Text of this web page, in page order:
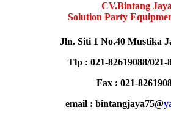
CV.Bintang Jaya
Solution Party
Jln. Siti 1 No.40 Mustika
Tlp : 021-82619088/021-
Fax : 021-
email : bintangjaya75@